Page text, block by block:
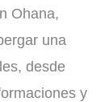
Ohana,
una
desde
y